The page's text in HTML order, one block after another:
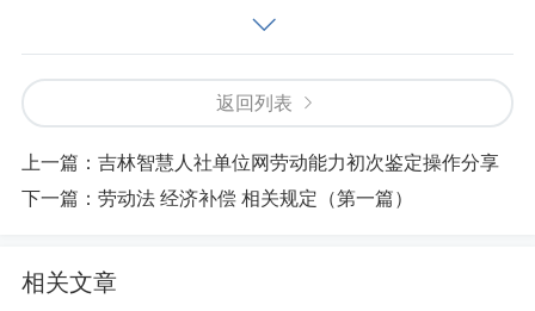
7.劳动者严重失职，营私舞弊，给用人单位造成重大损害
8.劳动者同时与其他用人单位建立劳动关系，对完成本单位
正的;
返回列表
上一篇： 吉林智慧人社单位网劳动能力初次鉴定操作分享
下一篇： 劳动法 经济补偿 相关规定（第一篇）
相关文章